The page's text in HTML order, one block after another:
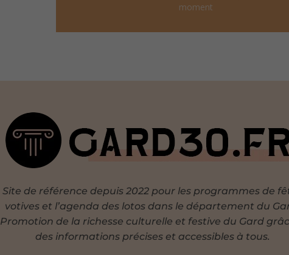
moment
Site de référence depuis 2022 pour les programmes de
votives et l’agenda des lotos dans le département du
Promotion de la richesse culturelle et festive du Gard
des informations précises et accessibles à tous.